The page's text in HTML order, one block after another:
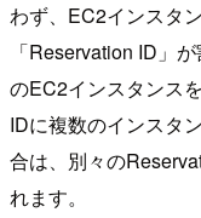
わず、EC2インスタ
「Reservation ID」
のEC2インスタンス
IDに複数のインスタ
合は、別々の
れます。